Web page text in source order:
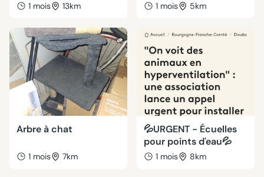
1 mois 13km 1 mois 5km
Arbre à chat
1 mois 7km
💦URGENT - Écuelles
pour points d'eau💦
1 mois 8km